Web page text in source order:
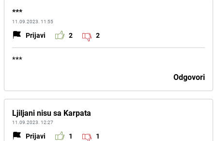
***
11.09.2023. 11:55
Prijavi 2 2
***
Odgovori
Ljiljani nisu sa Karpata
11.09.2023. 12:27
Prijavi 1 1